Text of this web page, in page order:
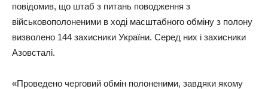
повідомив, що штаб з питань поводження з
військовополоненими в ході масштабного обміну з полону
визволено 144 захисники України. Серед них і захисники
Азовсталі.
«Проведено черговий обмін полоненими, завдяки якому